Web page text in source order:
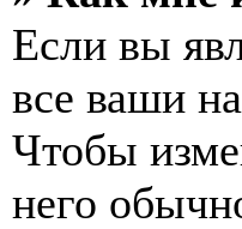
Если вы
все ваши
Чтобы
него